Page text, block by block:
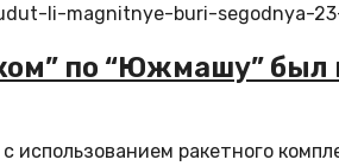
li-magnitnye-buri-segodnya-
по “Южмашу” был
использованием ракетного